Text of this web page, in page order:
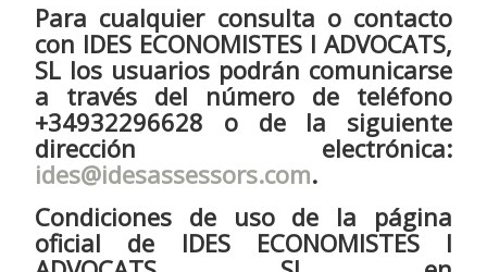
Para cualquier consulta o contacto
con IDES ECONOMISTES I ADVOCATS,
SL los usuarios podrán comunicarse
a través del número de teléfono
+34932296628 o de la siguiente
dirección electrónica:
ides@idesassessors.com.
Condiciones de uso de la página
oficial de IDES ECONOMISTES I